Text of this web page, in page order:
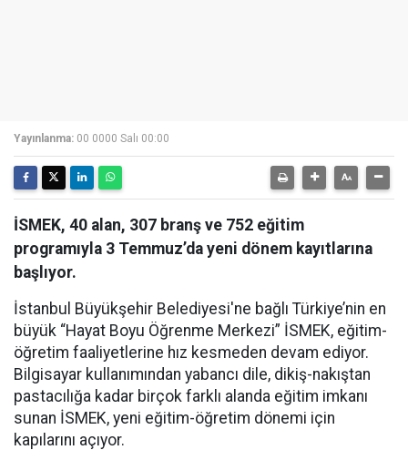
Yayınlanma: 00 0000 Salı 00:00
İSMEK, 40 alan, 307 branş ve 752 eğitim
programıyla 3 Temmuz’da yeni dönem kayıtlarına
başlıyor.
İstanbul Büyükşehir Belediyesi'ne bağlı Türkiye’nin en
büyük “Hayat Boyu Öğrenme Merkezi” İSMEK, eğitim-
öğretim faaliyetlerine hız kesmeden devam ediyor.
Bilgisayar kullanımından yabancı dile, dikiş-nakıştan
pastacılığa kadar birçok farklı alanda eğitim imkanı
sunan İSMEK, yeni eğitim-öğretim dönemi için
kapılarını açıyor.